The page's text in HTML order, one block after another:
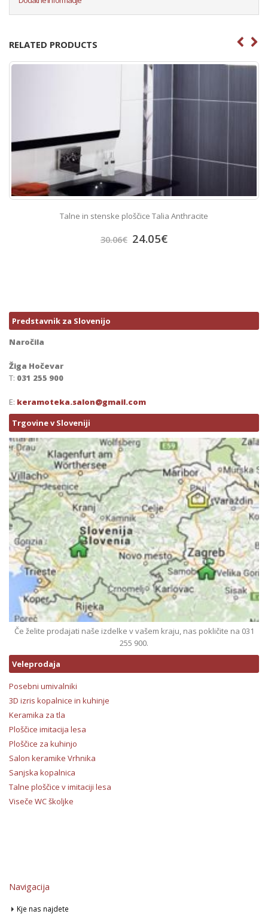
RELATED PRODUCTS
Talne in stenske ploščice Talia Anthracite
30.06€ 24.05€
Predstavnik za Slovenijo
Naročila
Žiga Hočevar
T: 031 255 900
E: keramoteka.salon@gmail.com
Trgovine v Sloveniji
Če želite prodajati naše izdelke v vašem kraju, nas pokličite na 031
255 900.
Veleprodaja
Posebni umivalniki
3D izris kopalnice in kuhinje
Keramika za tla
Ploščice imitacija lesa
Ploščice za kuhinjo
Salon keramike Vrhnika
Sanjska kopalnica
Talne ploščice v imitaciji lesa
Viseče WC školjke
Navigacija
Kje nas najdete